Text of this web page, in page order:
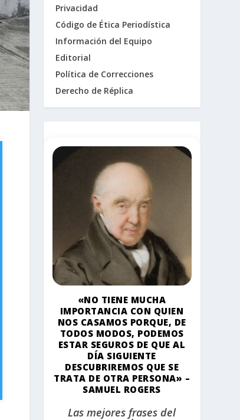
Privacidad
Código de Ética Periodística
Información del Equipo
Editorial
Política de Correcciones
Derecho de Réplica
«NO TIENE MUCHA
IMPORTANCIA CON QUIEN
NOS CASAMOS PORQUE, DE
TODOS MODOS, PODEMOS
ESTAR SEGUROS DE QUE AL
DÍA SIGUIENTE
DESCUBRIREMOS QUE SE
TRATA DE OTRA PERSONA» –
SAMUEL ROGERS
Las mejores frases del